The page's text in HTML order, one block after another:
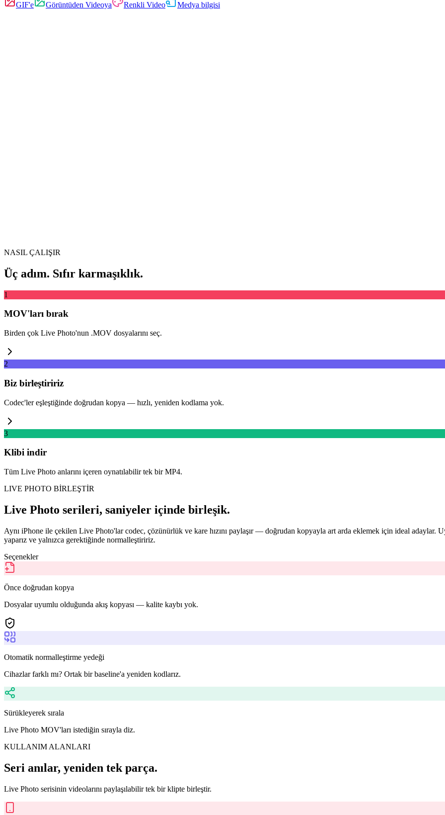
GIF'e
Görüntüden Videoya Renkli Video
Medya bilgisi
NASIL ÇALIŞIR
Üç adım. Sıfır karmaşıklık.
1
MOV'ları bırak
Birden çok Live Photo'nun .MOV dosyalarını seç.
2
Biz birleştiririz
Codec'ler eşleştiğinde doğrudan kopya — hızlı, yeniden kodlama yok.
3
Klibi indir
Tüm Live Photo anlarını içeren oynatılabilir tek bir MP4.
LIVE PHOTO BİRLEŞTİR
Live Photo serileri, saniyeler içinde birleşik.
Aynı iPhone ile çekilen Live Photo'lar codec, çözünürlük ve kare hızını paylaşır — doğrudan kopyayla art arda eklemek için ideal adaylar.
yaparız ve yalnızca gerektiğinde normalleştiririz.
Seçenekler
Önce doğrudan kopya
Dosyalar uyumlu olduğunda akış kopyası — kalite kaybı yok.
Otomatik normalleştirme yedeği
Cihazlar farklı mı? Ortak bir baseline'a yeniden kodlarız.
Sürükleyerek sırala
Live Photo MOV'ları istediğin sırayla diz.
KULLANIM ALANLARI
Seri anılar, yeniden tek parça.
Live Photo serisinin videolarını paylaşılabilir tek bir klipte birleştir.